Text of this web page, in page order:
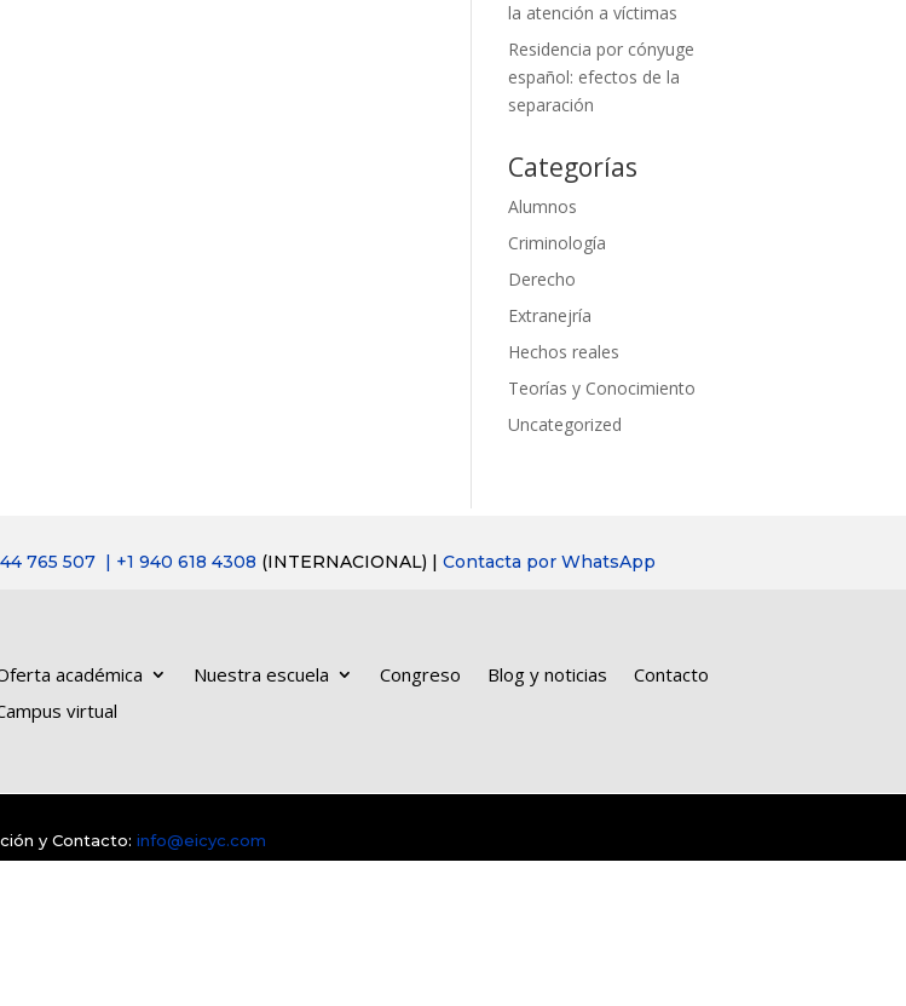
la atención a víctimas
Residencia por cónyuge
español: efectos de la
separación
Categorías
Alumnos
Criminología
Derecho
Extranejría
Hechos reales
Teorías y Conocimiento
Uncategorized
765 507 | +1 940 618 4308 (INTERNACIONAL) | Contacta por WhatsApp
académica Nuestra escuela Congreso Blog y noticias
Contacto
virtual
y Contacto: info@eicyc.com